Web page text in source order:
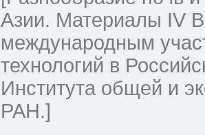
Азии. Материалы IV
международным
технологий в
Института общей и
РАН.]